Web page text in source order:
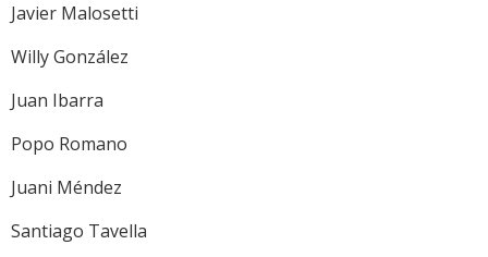
Javier Malosetti
Willy González
Juan Ibarra
Popo Romano
Juani Méndez
Santiago Tavella